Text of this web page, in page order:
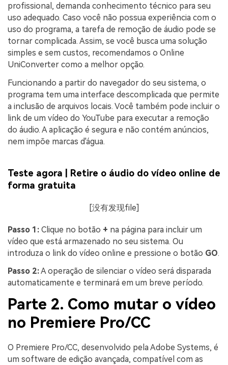
profissional, demanda conhecimento técnico para seu
uso adequado. Caso você não possua experiência com o
uso do programa, a tarefa de remoção de áudio pode se
tornar complicada. Assim, se você busca uma solução
simples e sem custos, recomendamos o Online
UniConverter como a melhor opção.
Funcionando a partir do navegador do seu sistema, o
programa tem uma interface descomplicada que permite
a inclusão de arquivos locais. Você também pode incluir o
link de um vídeo do YouTube para executar a remoção
do áudio. A aplicação é segura e não contém anúncios,
nem impõe marcas d'água.
Teste agora | Retire o áudio do vídeo online de
forma gratuita
[没有发现file]
Passo 1: Clique no botão + na página para incluir um
vídeo que está armazenado no seu sistema. Ou
introduza o link do vídeo online e pressione o botão GO.
Passo 2:A operação de silenciar o vídeo será disparada
automaticamente e terminará em um breve período.
Parte 2. Como mutar o vídeo
no Premiere Pro/CC
O Premiere Pro/CC, desenvolvido pela Adobe Systems, é
um software de edição avançada, compatível com as